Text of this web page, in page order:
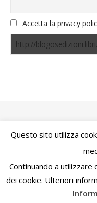
Accetta la privacy
Bard
Questo sito utilizza
Continuando a utilizzare
dei cookie. Ulteriori